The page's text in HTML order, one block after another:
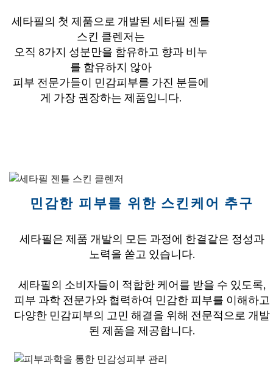
세타필의 첫 제품으로 개발된 세타필 젠틀
스킨 클렌저는
오직 8가지 성분만을 함유하고 향과 비누
를 함유하지 않아
피부 전문가들이 민감피부를 가진 분들에
게 가장 권장하는 제품입니다.
민감한 피부를 위한 스킨케어 추구
세타필은 제품 개발의 모든 과정에 한결같은 정성과
노력을 쏟고 있습니다.
세타필의 소비자들이 적합한 케어를 받을 수 있도록,
피부 과학 전문가와 협력하여 민감한 피부를 이해하고
다양한 민감피부의 고민 해결을 위해 전문적으로 개발
된 제품을 제공합니다.